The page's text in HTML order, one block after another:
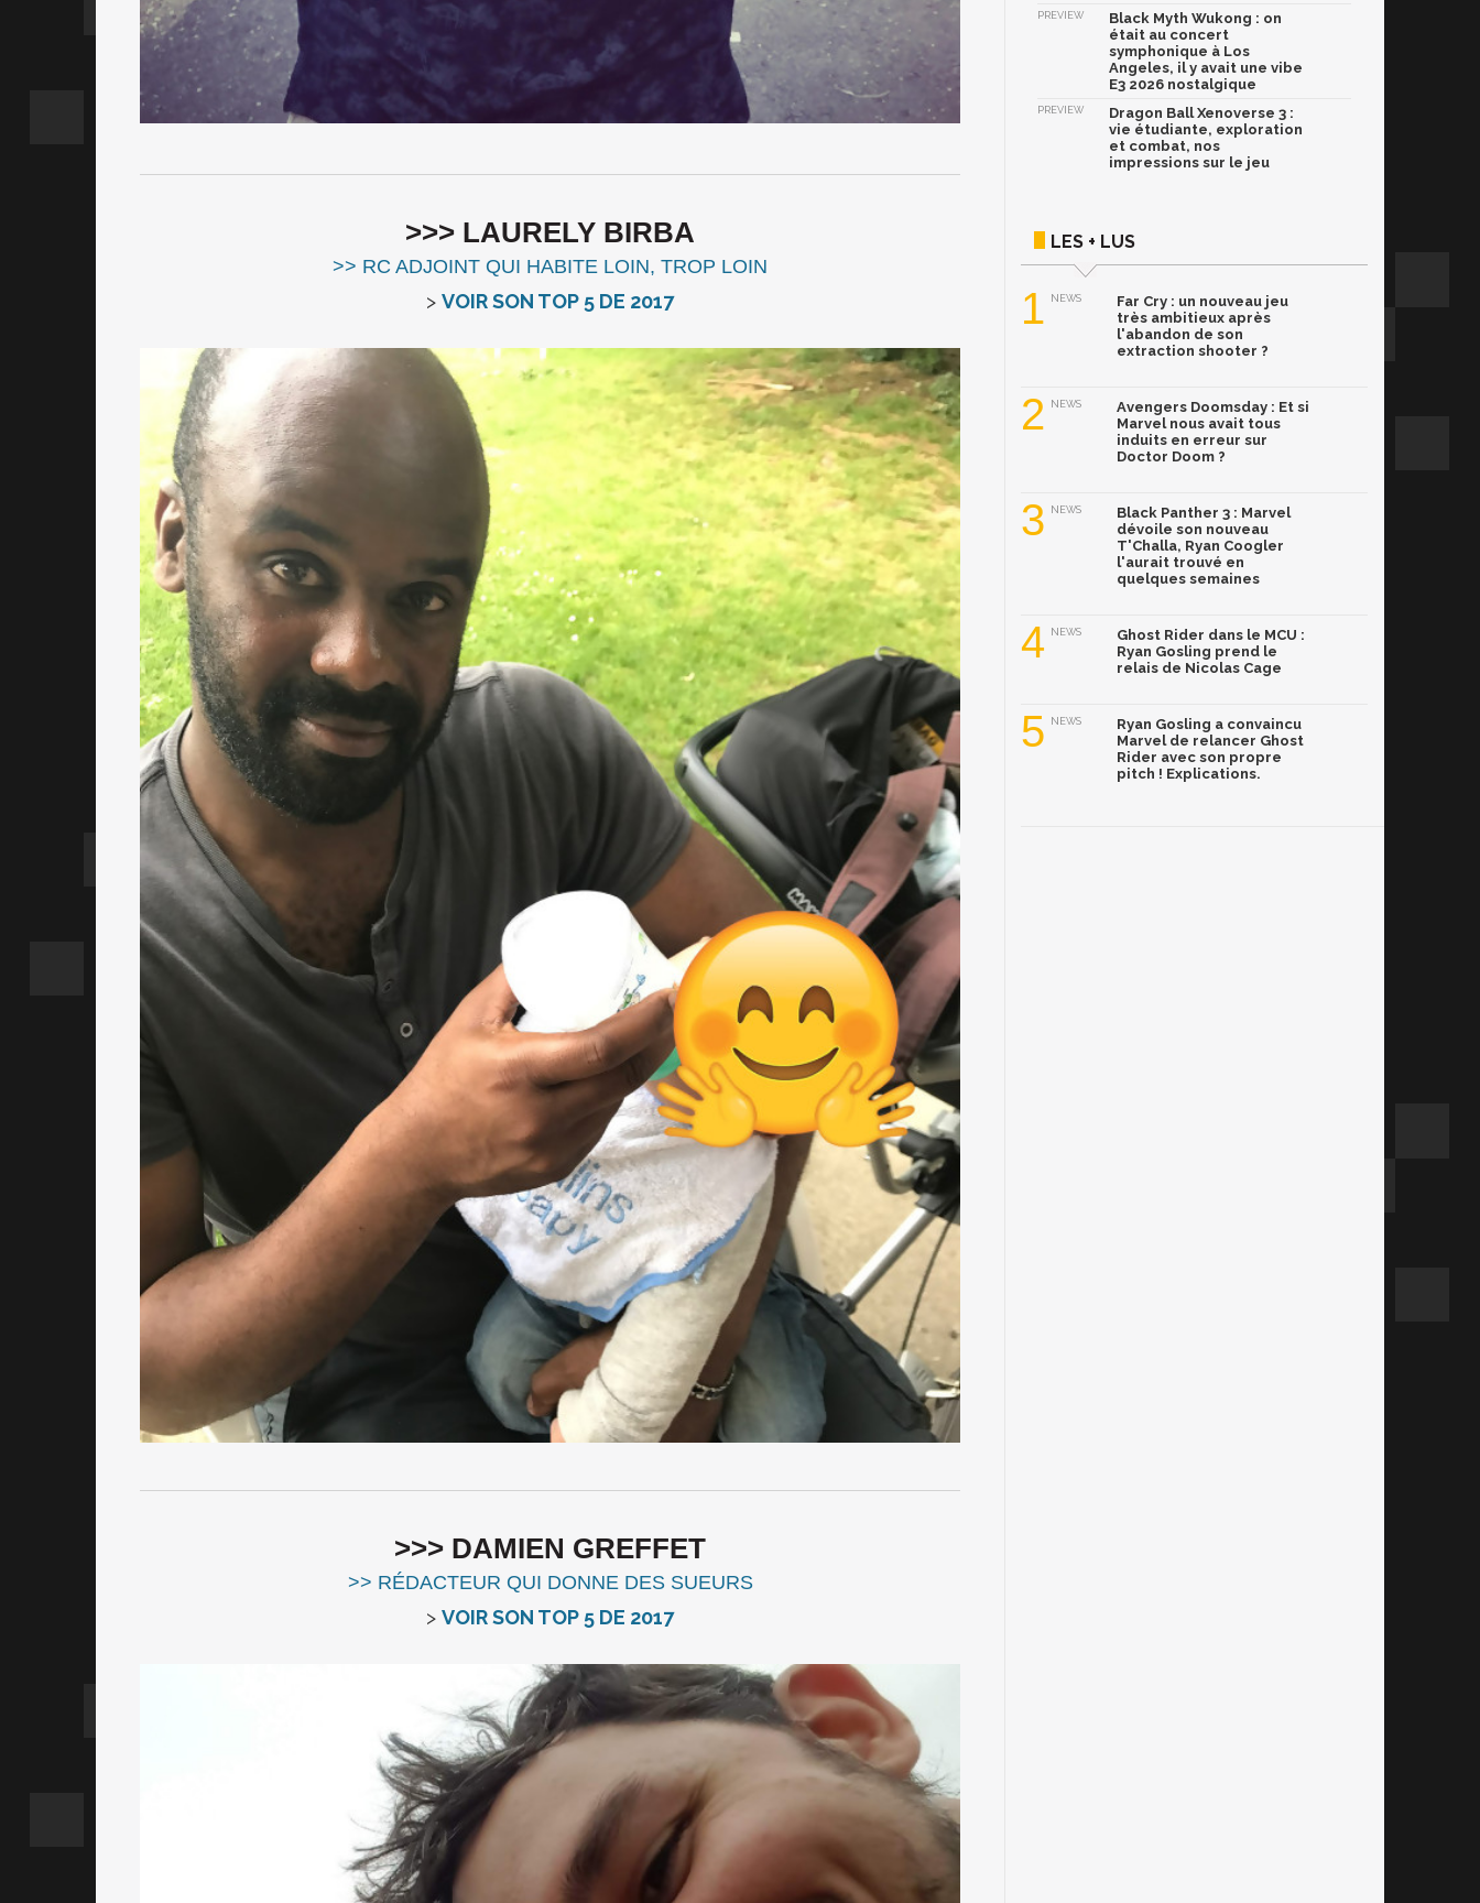
>>> LAURELY BIRBA
>> RC ADJOINT QUI HABITE LOIN, TROP LOIN
> VOIR SON TOP 5 DE 2017
>>> DAMIEN GREFFET
>> RÉDACTEUR QUI DONNE DES SUEURS
> VOIR SON TOP 5 DE 2017
PREVIEW
Black Myth Wukong : on
était au concert
symphonique à Los
Angeles, il y avait une vibe
E3 2026 nostalgique
PREVIEW
Dragon Ball Xenoverse 3 :
vie étudiante, exploration
et combat, nos
impressions sur le jeu
LES + LUS
1 NEWS
Far Cry : un nouveau jeu
très ambitieux après
l'abandon de son
extraction shooter ?
2 NEWS
Avengers Doomsday : Et si
Marvel nous avait tous
induits en erreur sur
Doctor Doom ?
3 NEWS
Black Panther 3 : Marvel
dévoile son nouveau
T'Challa, Ryan Coogler
l'aurait trouvé en
quelques semaines
4 NEWS
Ghost Rider dans le MCU :
Ryan Gosling prend le
relais de Nicolas Cage
5 NEWS
Ryan Gosling a convaincu
Marvel de relancer Ghost
Rider avec son propre
pitch ! Explications.